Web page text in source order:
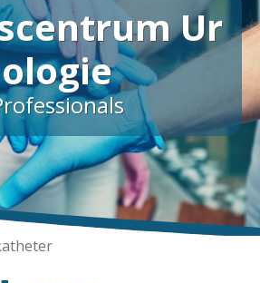
Ur
ologie